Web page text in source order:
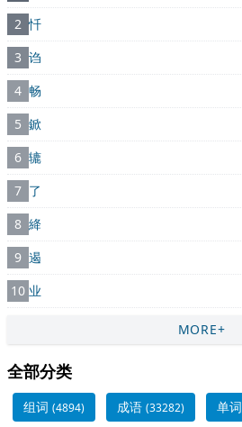
2 忏
3 诌
4 畅
5 鍁
6 辘
7 了
8 絳
9 遏
10 业
MORE+
全部分类
组词 (4894) 成语 (33282) 单词